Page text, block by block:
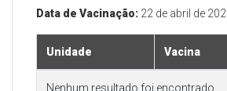
Data de Vacinação: 22 de abril de
Unidade Vacina
Nenhum resultado foi encontrado.